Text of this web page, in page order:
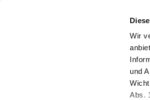
Wir
und
Abs.